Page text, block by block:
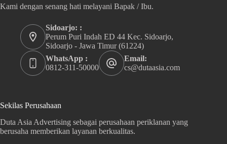
Kami dengan senang hati melayani Bapak / Ibu.
Sidoarjo: :
Perum Puri Indah ED 44 Kec. Sidoarjo,
Sidoarjo - Jawa Timur (61224)
WhatsApp :
0812-311-50000
Email:
cs@dutaasia.com
Sekilas Perusahaan
Duta Asia Advertising sebagai perusahaan periklanan yang
berusaha memberikan layanan berkualitas.